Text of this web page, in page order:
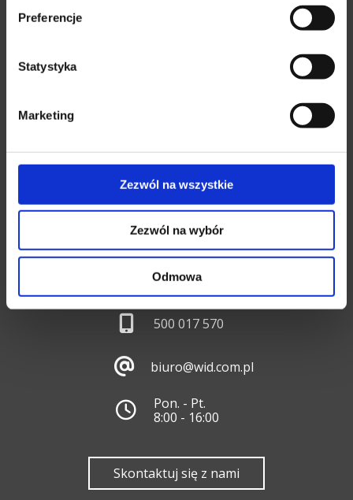
Preferencje
Statystyka
Marketing
Zezwól na wszystkie
Zezwól na wybór
Odmowa
Dołącz do nas
17 853 30 38
500 017 570
biuro@wid.com.pl
Pon. - Pt.
8:00 - 16:00
Skontaktuj się z nami